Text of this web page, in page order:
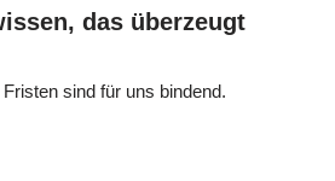
das überzeugt
sind für uns bindend.